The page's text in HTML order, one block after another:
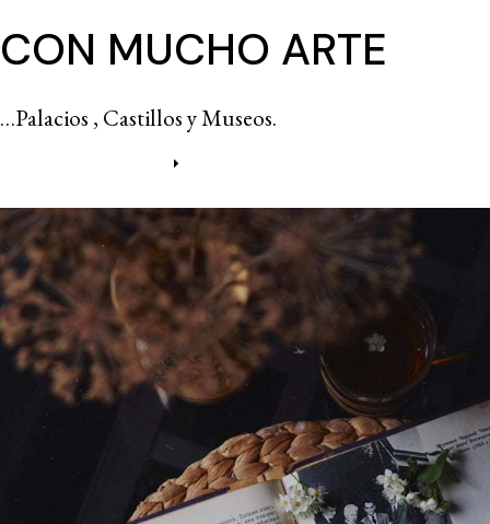
CON MUCHO ARTE
…Palacios , Castillos y Museos.